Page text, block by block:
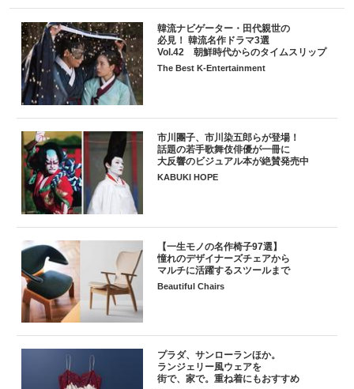
韓流ナビゲーター・田代親世の
必見！ 韓流名作ドラマ3選
Vol.42 朝鮮時代からのタイムスリップ
The Best K-Entertainment
市川團子、市川染五郎らが登場！
話題の若手歌舞伎俳優が一冊に
大反響のビジュアル本が絶賛発売中
KABUKI HOPE
【一生モノの名作椅子97選】
憧れのデザイナーズチェアから
マルチに活躍するスツールまで
Beautiful Chairs
プラダ、サンローランほか。
ランジェリー風ウェアを
街で、家で。重ね着にもおすすめ